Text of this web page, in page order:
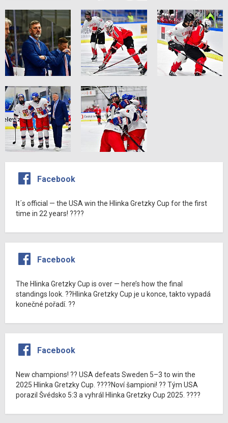
Facebook
It´s official — the USA win the Hlinka Gretzky Cup for the first
time in 22 years! ????
Facebook
The Hlinka Gretzky Cup is over — here’s how the final
standings look. ??Hlinka Gretzky Cup je u konce, takto vypadá
konečné pořadí. ??
Facebook
New champions! ?? USA defeats Sweden 5–3 to win the
2025 Hlinka Gretzky Cup. ????Noví šampioni! ?? Tým USA
porazil Švédsko 5:3 a vyhrál Hlinka Gretzky Cup 2025. ????